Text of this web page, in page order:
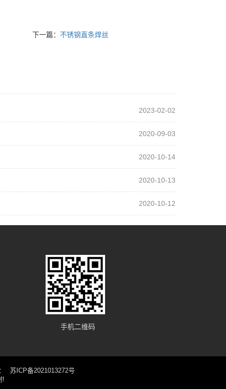
下一篇：不锈钢直条焊丝
2023-02-02
2020-09-03
2020-10-14
2020-10-13
2020-10-12
手机二维码
苏ICP备2021013272号
!